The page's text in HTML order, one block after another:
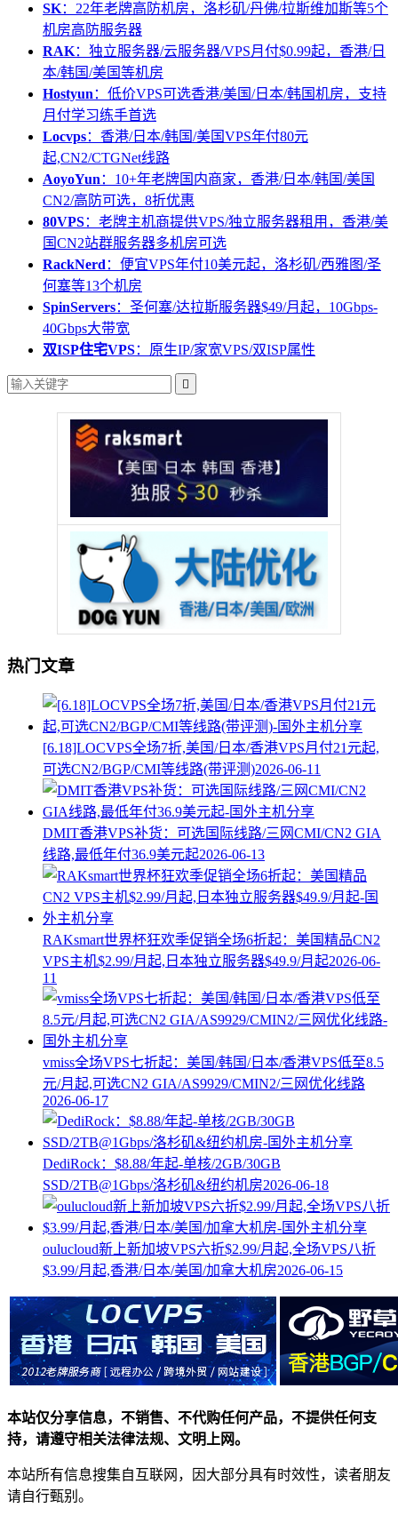
SK：22年老牌高防机房，洛杉矶/丹佛/拉斯维加斯等5个
机房高防服务器
RAK：独立服务器/云服务器/VPS月付$0.99起，香港/日
本/韩国/美国等机房
Hostyun ：低价VPS可选香港/美国/日本/韩国机房，支持
月付学习练手首选
Locvps：香港/日本/韩国/美国VPS年付80元
起,CN2/CTGNet线路
AoyoYun ：10+年老牌国内商家，香港/日本/韩国/美国
CN2/高防可选，8折优惠
80VPS：老牌主机商提供VPS/独立服务器租用，香港/美
国CN2站群服务器多机房可选
RackNerd ：便宜VPS年付10美元起，洛杉矶/西雅图/圣
何塞等13个机房
SpinServers：圣何塞/达拉斯服务器$49/月起，10Gbps-
40Gbps大带宽
双ISP住宅VPS：原生IP/家宽VPS/双ISP属性

热门文章
[6.18]LOCVPS全场7折,美国/日本/香港VPS月付21元起,
可选CN2/BGP/CMI等线路(带评测)2026-06-11
DMIT香港VPS补货：可选国际线路/三网CMI/CN2 GIA
线路,最低年付36.9美元起2026-06-13
RAKsmart世界杯狂欢季促销全场6折起：美国精品CN2
VPS主机$2.99/月起,日本独立服务器$49.9/月起2026-06-
11
vmiss全场VPS七折起：美国/韩国/日本/香港VPS低至8.5
元/月起,可选CN2 GIA/AS9929/CMIN2/三网优化线路
2026-06-17
DediRock：$8.88/年起-单核/2GB/30GB
SSD/2TB@1Gbps/洛杉矶&纽约机房2026-06-18
oulucloud新上新加坡VPS六折$2.99/月起,全场VPS八折
$3.99/月起,香港/日本/美国/加拿大机房2026-06-15
本站仅分享信息，不销售、不代购任何产品，不提供任何支
持，请遵守相关法律法规、文明上网。
本站所有信息搜集自互联网，因大部分具有时效性，读者朋友
请自行甄别。